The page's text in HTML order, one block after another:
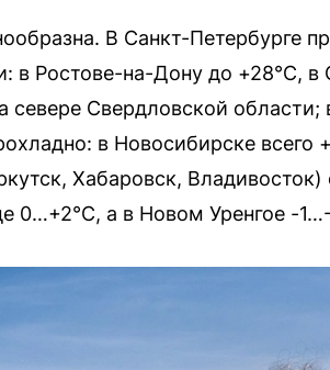
В Санкт-Петербурге
в Ростове-на-Дону до +28°C, в
Свердловской области;
в Новосибирске всего
Хабаровск, Владивосток)
0…+2°C, а в Новом Уренгое -1…-